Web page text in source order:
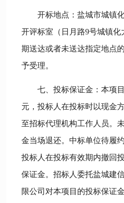
开标地点：盐城市城镇
开评标室（日月路9号城镇
期送达或者未送达指定地点
予受理。
七、投标保证金：本项
元，投标人在投标时以现金
至招标代理机构工作人员。
金当场退还。中标单位待履
投标人在投标有效期内撤回
保证金。招标人委托盐城建
限公司对本项目的投标保证